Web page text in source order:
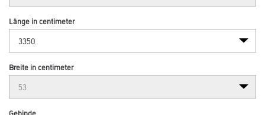
Länge in centimeter
Breite in centimeter
Gebinde